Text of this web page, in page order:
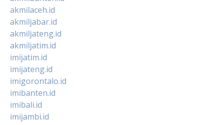
akmilaceh.id
akmiljabar.id
akmiljateng.id
akmiljatim.id
imijatim.id
imijateng.id
imigorontalo.id
imibanten.id
imibali.id
imijambi.id